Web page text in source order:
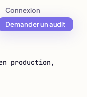
Connexion
Demander un audit
production,